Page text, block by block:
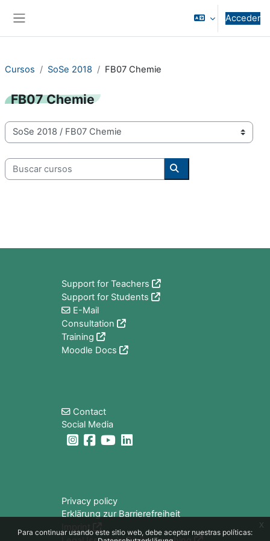
Para continuar usando este sitio web, debe aceptar nuestras políticas:
x
Acceder
Cursos SoSe 2018 FB07 Chemie
FB07 Chemie
Categorías
Buscar cursos
Buscar cursos
Support for Teachers
Support for Students
E-Mail
Consultation
Training
Moodle Docs
Contact
Social Media
Privacy policy
Erklärung zur Barrierefreiheit
Imprint